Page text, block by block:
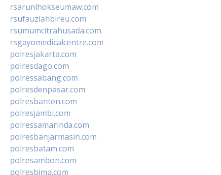
rsarunlhokseumaw.com
rsufauziahbireu.com
rsumumcitrahusada.com
rsgayomedicalcentre.com
polresjakarta.com
polresdago.com
polressabang.com
polresdenpasar.com
polresbanten.com
polresjambi.com
polressamarinda.com
polresbanjarmasin.com
polresbatam.com
polresambon.com
polresbima.com